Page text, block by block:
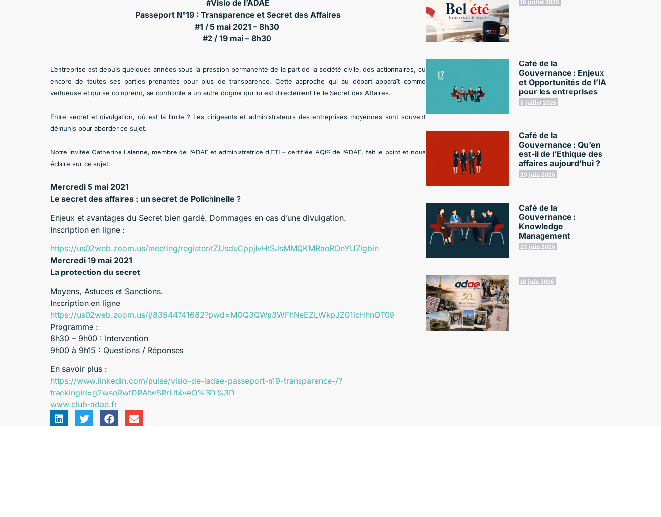
#Visio de l’ADAE
Passeport N°19 : Transparence et Secret des Affaires
#1 / 5 mai 2021 – 8h30
#2 / 19 mai – 8h30
L’entreprise est depuis quelques années sous la pression permanente de la part de la société civile, des actionnaires, ou
encore de toutes ses parties prenantes pour plus de transparence. Cette approche qui au départ apparaît comme
vertueuse et qui se comprend, se confronte à un autre dogme qui lui est directement lié le Secret des Affaires.
Entre secret et divulgation, où est la limite ? Les dirigeants et administrateurs des entreprises moyennes sont souvent
démunis pour aborder ce sujet.
Notre invitée Catherine Lalanne, membre de l’ADAE et administratrice d’ETI – certifiée AQI® de l’ADAE, fait le point et nous
éclaire sur ce sujet.
Mercredi 5 mai 2021
Le secret des affaires : un secret de Polichinelle ?
Enjeux et avantages du Secret bien gardé. Dommages en cas d’une divulgation.
Inscription en ligne :
https://us02web.zoom.us/meeting/register/tZUsduCppjIvHtSJsMMQKMRaoROnYUZlgbin
Mercredi 19 mai 2021
La protection du secret
Moyens, Astuces et Sanctions.
Inscription en ligne
https://us02web.zoom.us/j/83544741682?pwd=MGQ3QWp3WFhNeEZLWkpJZ01lcHhnQT09
Programme :
8h30 – 9h00 : Intervention
9h00 à 9h15 : Questions / Réponses
En savoir plus :
https://www.linkedin.com/pulse/visio-de-ladae-passeport-n19-transparence-/?
trackingId=g2wsoRwtDRAtwSRrUt4veQ%3D%3D
www.club-adae.fr
16 juillet 2026
Café de la
Gouvernance : Enjeux
et Opportunités de l’IA
pour les entreprises
6 juillet 2026
Café de la
Gouvernance : Qu’en
est-il de l’Ethique des
affaires aujourd’hui ?
29 juin 2026
Café de la
Gouvernance :
Knowledge
Management
22 juin 2026
18 juin 2026